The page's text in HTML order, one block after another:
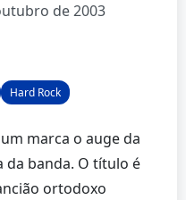
de 2003
Hard Rock
marca o auge da
da banda. O título é
ortodoxo